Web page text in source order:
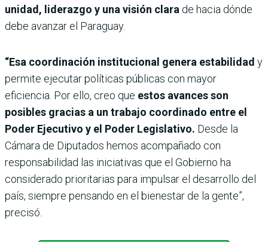
unidad, liderazgo y una visión clara de hacia dónde
debe avanzar el Paraguay.
“Esa coordinación institucional genera estabilidad y
permite ejecutar políticas públicas con mayor
eficiencia. Por ello, creo que estos avances son
posibles gracias a un trabajo coordinado entre el
Poder Ejecutivo y el Poder Legislativo. Desde la
Cámara de Diputados hemos acompañado con
responsabilidad las iniciativas que el Gobierno ha
considerado prioritarias para impulsar el desarrollo del
país, siempre pensando en el bienestar de la gente”,
precisó.